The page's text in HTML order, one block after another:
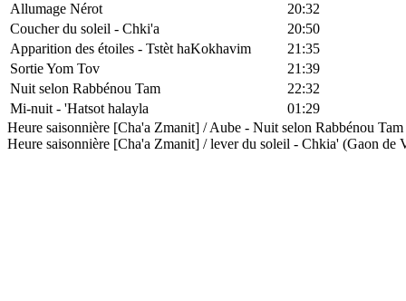
Allumage Nérot
20:32
Coucher du soleil - Chki'a
20:50
Apparition des étoiles - Tstèt haKokhavim
21:35
Sortie Yom Tov
21:39
Nuit selon Rabbénou Tam
22:32
Mi-nuit - 'Hatsot halayla
01:29
Heure saisonnière [Cha'a Zmanit] / Aube - Nuit selon Rabbénou
Heure saisonnière [Cha'a Zmanit] / lever du soleil - Chkia' (Gaon de